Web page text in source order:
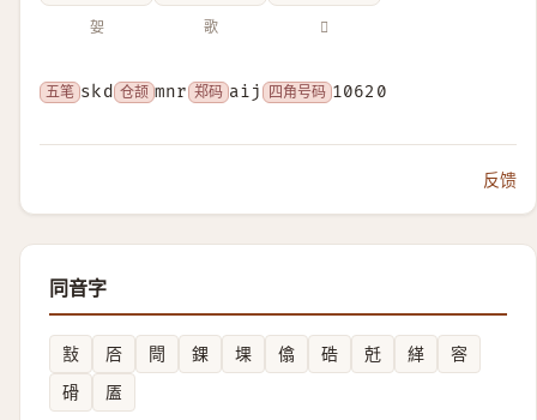
妿 歌 𠍟
五笔 skd 仓颉 mnr 郑码 aij 四角号码 10620
反馈
同音字
㪡 㕉 閜 錁 堁 㒆 硞 兛 緙
䆟
磆
㕎